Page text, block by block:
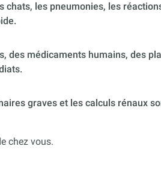
les pneumonies, les
des médicaments humains, des
graves et les calculs rénaux
chez vous.